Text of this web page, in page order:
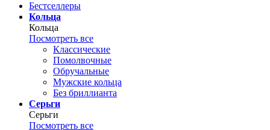
Бестселлеры
Кольца
Кольца
Посмотреть все
Классические
Помолвочные
Обручальные
Мужские кольца
Без бриллианта
Серьги
Серьги
Посмотреть все